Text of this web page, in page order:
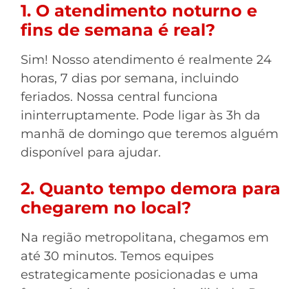
1. O atendimento noturno e
fins de semana é real?
Sim! Nosso atendimento é realmente 24
horas, 7 dias por semana, incluindo
feriados. Nossa central funciona
ininterruptamente. Pode ligar às 3h da
manhã de domingo que teremos alguém
disponível para ajudar.
2. Quanto tempo demora para
chegarem no local?
Na região metropolitana, chegamos em
até 30 minutos. Temos equipes
estrategicamente posicionadas e uma